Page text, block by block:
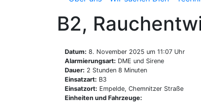
B2,
Datum: 8. November 2025 um 11:07 Uhr
Alarmierungsart: DME und Sirene
Dauer: 2 Stunden 8 Minuten
Einsatzart: B3
Einsatzort: Empelde, Chemnitzer Straße
Einheiten und Fahrzeuge: